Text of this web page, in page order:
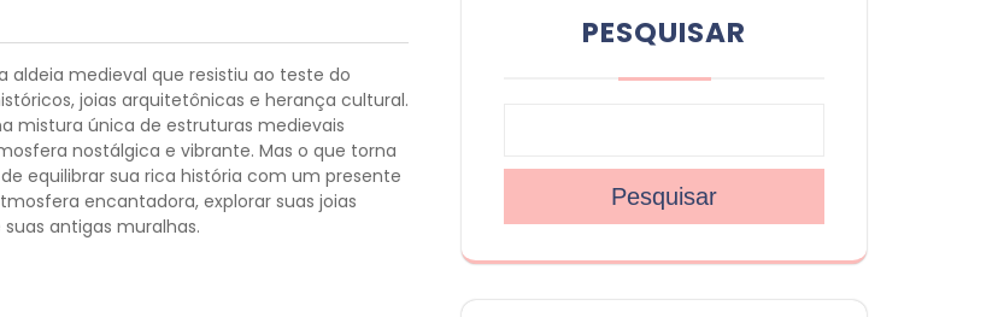
aldeia medieval que resistiu ao teste do
joias arquitetônicas e herança cultural.
mistura única de estruturas medievais
nostálgica e vibrante. Mas o que torna
equilibrar sua rica história com um presente
encantadora, explorar suas joias
antigas muralhas.
PESQUISAR
Pesquisar